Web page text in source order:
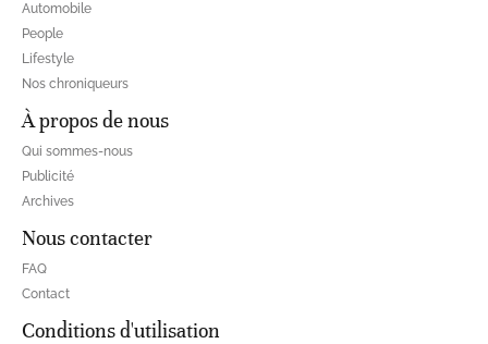
Automobile
People
Lifestyle
Nos chroniqueurs
À propos de nous
Qui sommes-nous
Publicité
Archives
Nous contacter
FAQ
Contact
Conditions d'utilisation